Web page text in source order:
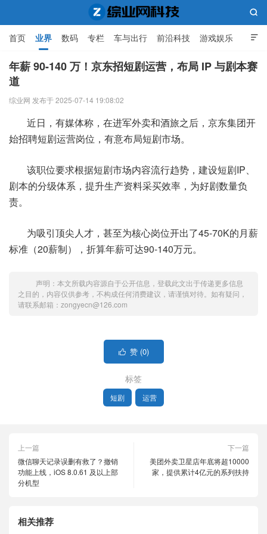
综业网科技

首页 业界 数码 专栏 车与出行 前沿科技 游戏娱乐
人工智能

年薪 90-140 万！京东招短剧运营，布局 IP 与剧本赛
道
综业网 发布于 2025-07-14 19:08:02
​​近日，有媒体称，在进军外卖和酒旅之后，京东集团开
始招聘短剧运营岗位，有意布局短剧市场。
该职位要求根据短剧市场内容流行趋势，建设短剧IP、
剧本的分级体系，提升生产资料采买效率，为好剧数量负
责。
为吸引顶尖人才，甚至为核心岗位开出了45-70K的月薪
标准（20薪制），折算年薪可达90-140万元。​​​​
声明：本文所载内容源自于公开信息，登载此文出于传递更多信息
之目的，内容仅供参考，不构成任何消费建议，请谨慎对待。如有疑问，
请联系邮箱：zongyecn@126.com
 赞 (0)
标签
短剧 运营
上一篇
微信聊天记录误删有救了？撤销
功能上线，iOS 8.0.61 及以上部
分机型
下一篇
美团外卖卫星店年底将超10000
家，提供累计4亿元的系列扶持
相关推荐